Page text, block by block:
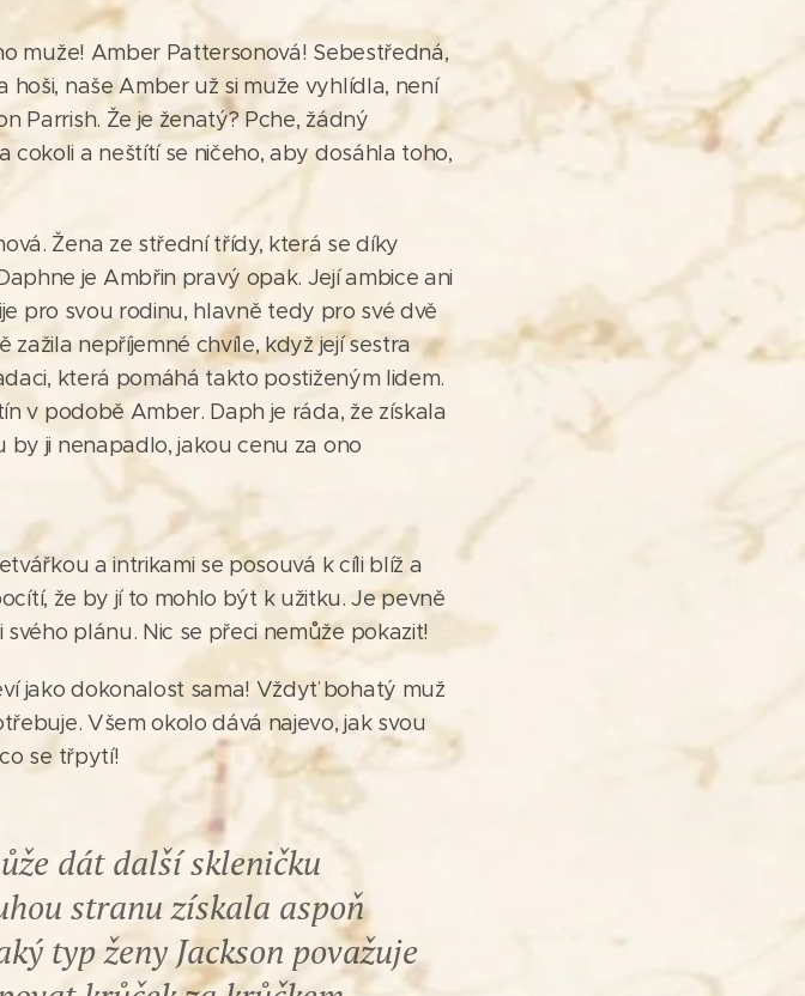
muže! Amber Pattersonová! Sebestředná,
hoši, naše Amber už si muže vyhlídla, není
Parrish. Že je ženatý? Pche, žádný
a neštítí se ničeho, aby dosáhla toho,
Žena ze střední třídy, která se díky
je Ambřin pravý opak. Její ambice ani
pro svou rodinu, hlavně tedy pro své dvě
nepříjemné chvíle, když její sestra
která pomáhá takto postiženým lidem.
v podobě Amber. Daph je ráda, že získala
ji nenapadlo, jakou cenu za ono
a intrikami se posouvá k cíli blíž a
že by jí to mohlo být k užitku. Je pevně
plánu. Nic se přeci nemůže pokazit!
jako dokonalost sama! Vždyť bohatý muž
Všem okolo dává najevo, jak svou
se třpytí!
dát další skleničku
stranu získala aspoň
typ ženy Jackson považuje